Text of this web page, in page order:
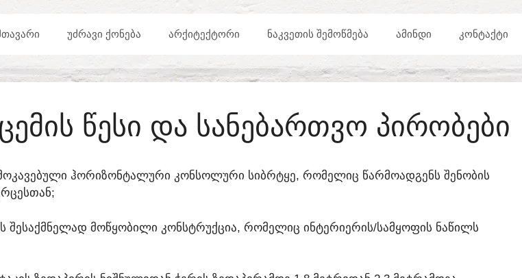
ᲣᲫᲠᲐᲕᲘ ᲥᲝᲜᲔᲑᲐ ᲐᲠᲥᲘᲢᲔᲥᲢᲝᲠᲘ ᲜᲐᲙᲕᲔᲗᲘᲡ ᲨᲔᲛᲝᲬᲛᲔᲑᲐ ᲐᲛᲘᲜᲓᲘ ᲙᲝᲜᲢᲐᲥᲢᲘ
ᲬᲔᲡᲘ ᲓᲐ ᲡᲐᲜᲔᲑᲐᲠᲗᲕᲝ ᲞᲘᲠᲝᲑᲔᲑᲘ
ᲰᲝᲠᲘᲖᲝᲜᲢᲐᲚᲣᲠᲘ ᲙᲝᲜᲡᲝᲚᲣᲠᲘ ᲡᲘᲑᲠᲢᲧᲔ, ᲠᲝᲛᲔᲚᲘᲪ ᲬᲐᲠᲛᲝᲐᲓᲒᲔᲜᲡ ᲨᲔᲜᲝᲑᲘᲡ
ᲨᲔᲡᲐᲥᲛᲜᲔᲚᲐᲓ ᲛᲝᲬᲧᲝᲑᲘᲚᲘ ᲙᲝᲜᲡᲢᲠᲣᲥᲪᲘᲐ, ᲠᲝᲛᲔᲚᲘᲪ ᲘᲜᲢᲔᲠᲘᲔᲠᲘᲡ/ᲡᲐᲛᲧᲝᲤᲘᲡ ᲜᲐᲬᲘᲚᲡ